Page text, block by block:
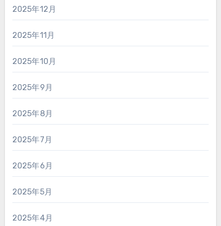
2025年12月
2025年11月
2025年10月
2025年9月
2025年8月
2025年7月
2025年6月
2025年5月
2025年4月